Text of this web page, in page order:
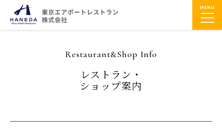
MENU
Restaurant&Shop Info
レストラン・
ショップ案内